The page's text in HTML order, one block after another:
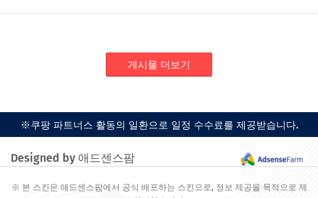
게시물 더보기
※쿠팡 파트너스 활동의 일환으로 일정 수수료를 제공받습니다.
Designed by 애드센스팜
※ 본 스킨은 애드센스팜에서 공식 배포하는 스킨으로, 정보 제공을 목적으로 제